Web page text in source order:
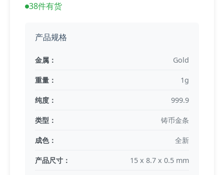
38件有货
产品规格
金属： Gold
重量： 1g
纯度： 999.9
类型： 铸币金条
成色： 全新
产品尺寸： 15 x 8.7 x 0.5 mm